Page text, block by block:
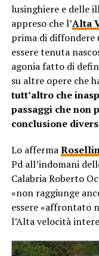
lusinghiere e delle
appreso che l’Alta
prima di diffondere
essere tenuta
agonia fatto di
su altre opere che
tutt’altro che
passaggi che non
conclusione
Lo afferma
Pd all’indomani
Calabria Roberto
«non raggiunge
essere «affrontato
l’Alta velocità